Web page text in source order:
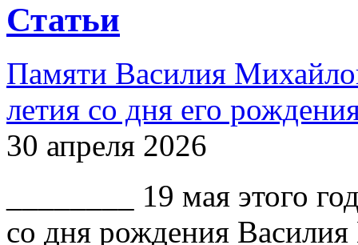
Статьи
Памяти Василия
летия со дня его
30 апреля 2026
________ 19 мая этого
со дня рождения